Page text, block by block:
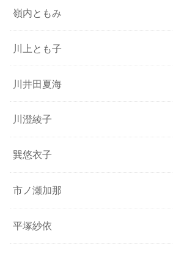
嶺内ともみ
川上とも子
川井田夏海
川澄綾子
巽悠衣子
市ノ瀬加那
平塚紗依